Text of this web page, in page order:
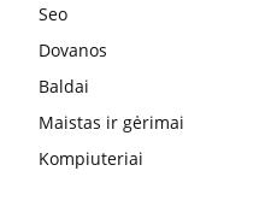
Seo
Dovanos
Baldai
Maistas ir gėrimai
Kompiuteriai